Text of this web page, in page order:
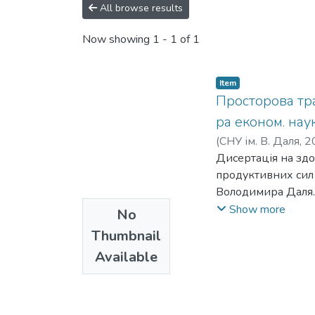
All browse results
Now showing 1 - 1 of 1
No
Thumbnail
Available
Item
Просторова
ра економ.
(СНУ ім. В. Даля,
Дисертація на здобуття наукового ступеня доктора економічних наук за спеціальністю 08.00.05 – Розвиток продуктивних сил та регіональна економіка. Східноукраїнський національний університет імені Володимира Даля. – Київ, 2025. Дисертацію присвячено дослідженню теоретичних, методологічних і науково-прикладних засад просторової трансформації розвитку легкої промисловості в регіонах України в умовах воєнного та повоєнного періодів. Систематизовано та актуалізовано загальнотеоретичні засади просторової економіки та просторового розвитку шляхом формування хронології та виокремлення фаз розвитку (класичної, фази розвитку теорії розміщення продуктивних сил, фази інтеграції просторових аспектів та сучасної фази), які відображають еволюцію поглядів та знань про економічний простір і підкреслюють важливість інтеграції просторових аспектів у сучасну економічну державну політику. Уточнено ієрархію інструментів просторового планування в Україні та сформовано термінологічну квадру. Актуалізовано класифікацію та типізацію просторових форм організації економіки на базі множинності організаційно-правових форм об'єднань підприємств, видів і форм субрегіональної просторової локалізації шляхом формування фасетної класифікації (за типом організації, за рівнем інтеграції, за географічним розміщенням і за функціональним призначенням) та типізації комплементарних просторових форм організації економіки. Аргументовано типологію комплементарних просторових форм організації економіки у повоєнний час. Обґрунтовано детермінованість адаптивної трансформації Європейської й Української концепцій просторового розвитку на основі загальнонаукових
Show more